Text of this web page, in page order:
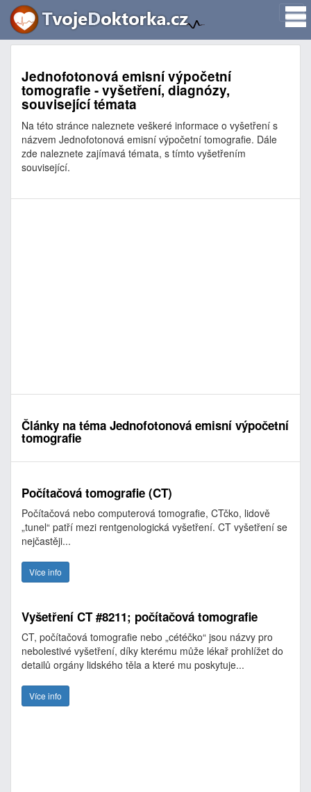
Jednofotonová emisní výpočetní
tomografie - vyšetření, diagnózy,
související témata
Na této stránce naleznete veškeré informace o vyšetření s
názvem Jednofotonová emisní výpočetní tomografie. Dále
zde naleznete zajímavá témata, s tímto vyšetřením
související.
Články na téma Jednofotonová emisní výpočetní
tomografie
Počítačová tomografie (CT)
Počítačová nebo computerová tomografie, CTčko, lidově
„tunel“ patří mezi rentgenologická vyšetření. CT vyšetření se
nejčastěji...
Více info
Vyšetření CT #8211; počítačová tomografie
CT, počítačová tomografie nebo „cétéčko“ jsou názvy pro
nebolestivé vyšetření, díky kterému může lékař prohlížet do
detailů orgány lidského těla a které mu poskytuje...
Více info